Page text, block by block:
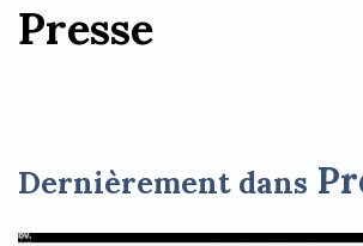
Presse
Dernièrement dans